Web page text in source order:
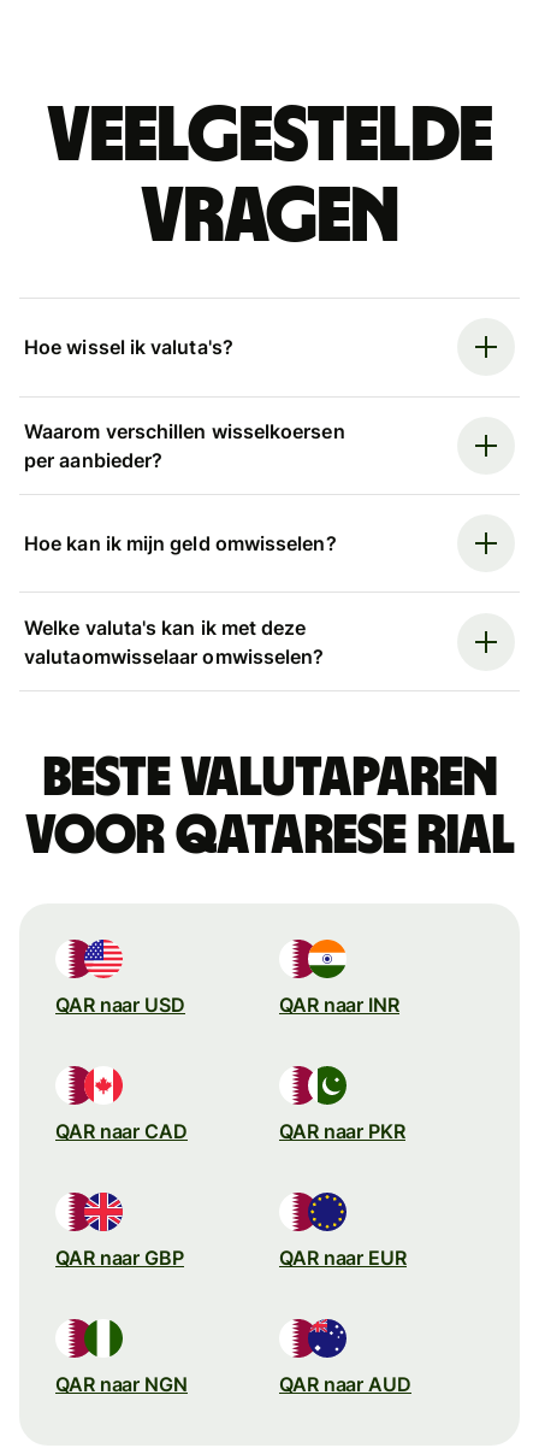
Veelgestelde
vragen
Hoe wissel ik valuta's?
Waarom verschillen wisselkoersen
per aanbieder?
Hoe kan ik mijn geld omwisselen?
Welke valuta's kan ik met deze
valutaomwisselaar omwisselen?
Beste valutaparen
voor Qatarese rial
QAR naar USD QAR naar INR
QAR naar CAD QAR naar PKR
QAR naar GBP QAR naar EUR
QAR naar NGN QAR naar AUD